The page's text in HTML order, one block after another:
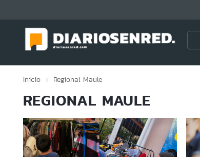
Inicio Regional Maule
REGIONAL MAULE